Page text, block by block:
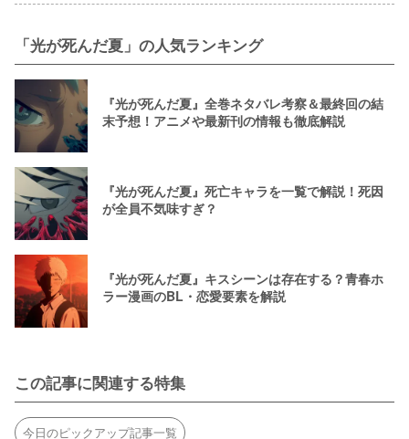
「光が死んだ夏」の人気ランキング
『光が死んだ夏』全巻ネタバレ考察＆最終回の結
末予想！アニメや最新刊の情報も徹底解説
『光が死んだ夏』死亡キャラを一覧で解説！死因
が全員不気味すぎ？
『光が死んだ夏』キスシーンは存在する？青春ホ
ラー漫画のBL・恋愛要素を解説
この記事に関連する特集
今日のピックアップ記事一覧